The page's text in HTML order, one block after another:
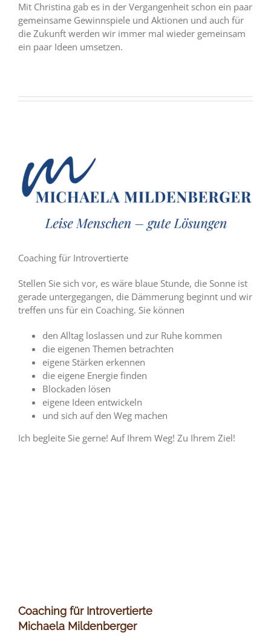
Mit Christina gab es in der Vergangenheit schon ein paar
gemeinsame Gewinnspiele und Aktionen und auch für
die Zukunft werden wir immer mal wieder gemeinsam
ein paar Ideen umsetzen.
Coaching für Introvertierte
Stellen Sie sich vor, es wäre blaue Stunde, die Sonne ist
gerade untergegangen, die Dämmerung beginnt und wir
treffen uns für ein Coaching. Sie können
den Alltag loslassen und zur Ruhe kommen
die eigenen Themen betrachten
eigene Stärken erkennen
die eigene Energie finden
Blockaden lösen
eigene Ideen entwickeln
und sich auf den Weg machen
Ich begleite Sie gerne! Auf Ihrem Weg! Zu Ihrem Ziel!
Coaching für Introvertierte
Michaela Mildenberger